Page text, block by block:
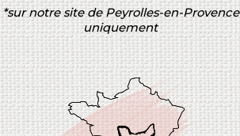
*sur notre site de Peyrolles-en-Provence
uniquement